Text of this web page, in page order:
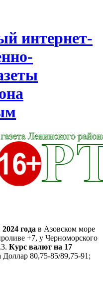
интернет-
2024 года в Азовском море
+7, у Черноморского
Курс валют на 17
80,75-85/89,75-91;